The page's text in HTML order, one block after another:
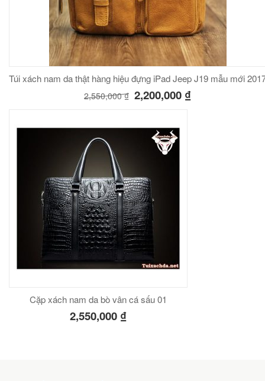
Túi xách nam da thật hàng hiệu đựng iPad Jeep J19 mẫu mới
2,550,000₫ 2,200,000 ₫
Cặp xách nam da bò vân cá sấu 01
2,550,000 ₫